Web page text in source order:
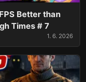
Better than
Times # 7
1. 6. 2026